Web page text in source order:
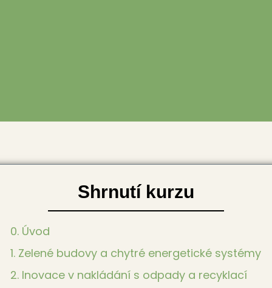
Shrnutí kurzu
0. Úvod
1. Zelené budovy a chytré energetické systémy
2. Inovace v nakládání s odpady a recyklací